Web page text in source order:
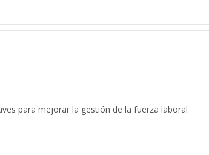
para mejorar la gestión de la fuerza laboral